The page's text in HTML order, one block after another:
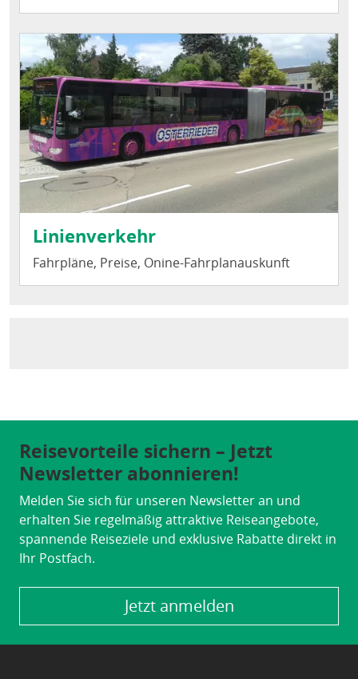
Linienverkehr
Fahrpläne, Preise, Onine-Fahrplanauskunft
Reisevorteile sichern – Jetzt
Newsletter abonnieren!
Melden Sie sich für unseren Newsletter an und
erhalten Sie regelmäßig attraktive Reiseangebote,
spannende Reiseziele und exklusive Rabatte direkt in
Ihr Postfach.
Jetzt anmelden